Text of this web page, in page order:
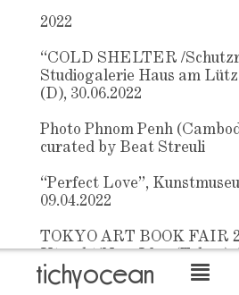
tichyocean
2022
“COLD SHELTER /
Studiogalerie Haus am
(D), 30.06.2022
Photo Phnom Penh
curated by Beat Streuli
“Perfect Love”,
09.04.2022
TOKYO ART BOOK FAIR
Utrecht/Now Idea (Tokyo),
“Archeological